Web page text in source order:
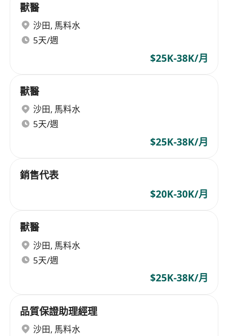
獸醫
沙田, 馬料水
5天/週
$25K-38K/月
獸醫
沙田, 馬料水
5天/週
$25K-38K/月
銷售代表
$20K-30K/月
獸醫
沙田, 馬料水
5天/週
$25K-38K/月
品質保證助理經理
沙田, 馬料水